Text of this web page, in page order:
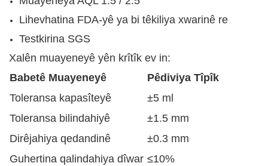
Lihevhatina FDA-yê ya bi têkiliya xwarinê re
Testkirina SGS
Xalên muayeneyê yên krîtîk ev in:
Babetê Muayeneyê
Pêdiviya Tîpîk
Toleransa kapasîteyê
±5 ml
Toleransa bilindahiyê
±1.5 mm
Dirêjahiya qedandinê
±0.3 mm
Guhertina qalindahiya dîwar ≤10%